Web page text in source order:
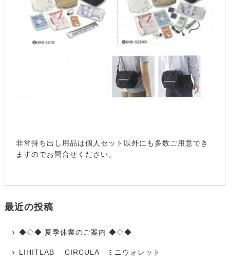
非常持ち出し用品は個人セット以外にも多数ご用意でき
ますのでお問合せください。
最近の投稿
◆◇◆ 夏季休業のご案内 ◆◇◆
LIHITLAB CIRCULA ミニウォレット